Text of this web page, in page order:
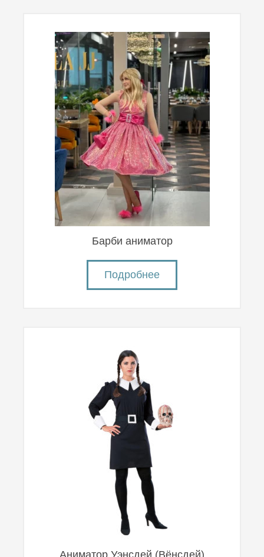
Барби аниматор
Подробнее
Аниматор Уэнсдей (Вëнсдей)